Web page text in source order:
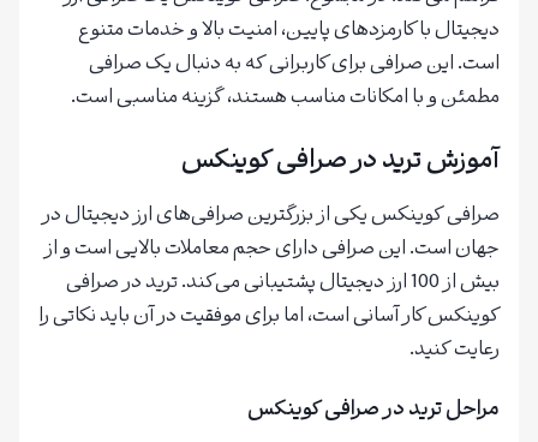
دیجیتال با کارمزدهای پایین، امنیت بالا و خدمات متنوع
است. این صرافی برای کاربرانی که به دنبال یک صرافی
مطمئن و با امکانات مناسب هستند، گزینه مناسبی است.
آموزش ترید در صرافی کوینکس
صرافی کوینکس یکی از بزرگترین صرافی‌های ارز دیجیتال در
جهان است. این صرافی دارای حجم معاملات بالایی است و از
بیش از 100 ارز دیجیتال پشتیبانی می‌کند. ترید در صرافی
کوینکس کار آسانی است، اما برای موفقیت در آن باید نکاتی را
رعایت کنید.
مراحل ترید در صرافی کوینکس